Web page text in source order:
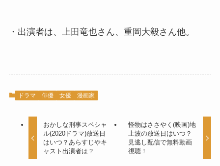
・出演者は、上田竜也さん、重岡大毅さん他。
ドラマ 俳優 女優 漫画家
おかしな刑事スペシャ
ル(2020ドラマ)放送日
はいつ？あらすじやキ
ャスト出演者は？
怪物はささやく(映画)地
上波の放送日はいつ？
見逃し配信で無料動画
視聴！